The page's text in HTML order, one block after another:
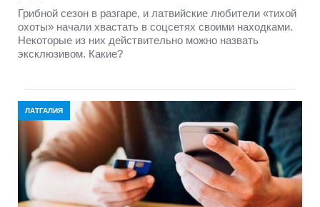
Грибной сезон в разгаре, и латвийские любители «тихой
охоты» начали хвастать в соцсетях своими находками.
Некоторые из них действительно можно назвать
эксклюзивом. Какие?
ЛАТГАЛИЯ